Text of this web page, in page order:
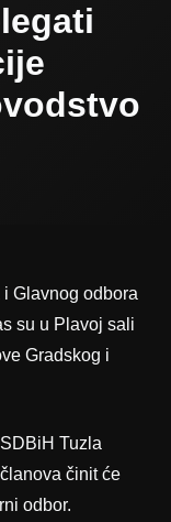
Glavnog odbora
su u Plavoj sali
Gradskog i
Tuzla
činit će
odbor.